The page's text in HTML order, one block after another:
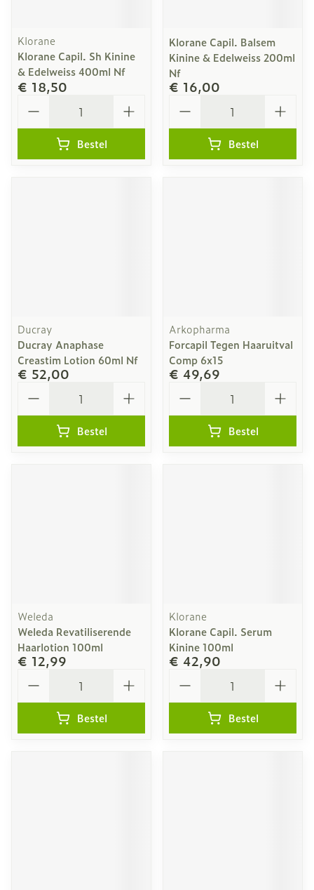
Klorane
Klorane Capil. Sh Kinine
& Edelweiss 400ml Nf
€ 18,50
Bestel
Klorane Capil. Balsem
Kinine & Edelweiss 200ml
Nf
€ 16,00
Bestel
Ducray
Ducray Anaphase
Creastim Lotion 60ml Nf
€ 52,00
Bestel
Arkopharma
Forcapil Tegen Haaruitval
Comp 6x15
€ 49,69
Bestel
Weleda
Weleda Revatiliserende
Haarlotion 100ml
€ 12,99
Bestel
Klorane
Klorane Capil. Serum
Kinine 100ml
€ 42,90
Bestel